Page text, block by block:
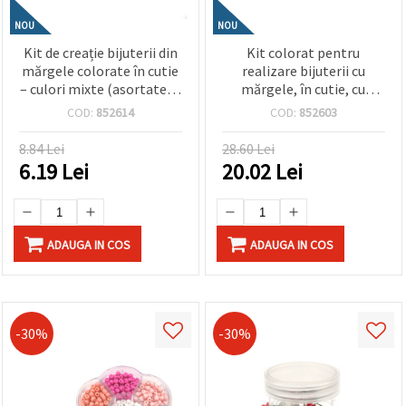
NOU
Kit de creație bijuterii din
mărgele colorate în cutie
– culori mixte (asortate) –
perfect pentru copii,
COD: 852614
8.84 Lei
6.19 Lei
ADAUGA IN COS
NOU
Kit colorat pentru
realizare bijuterii cu
mărgele, în cutie, cu
elastic din silicon și
– Perfect pentru copii,
hobby creativ, craft și
bijuterii DIY
COD: 852603
28.60 Lei
20.02 Lei
ADAUGA IN COS
-30% -30%